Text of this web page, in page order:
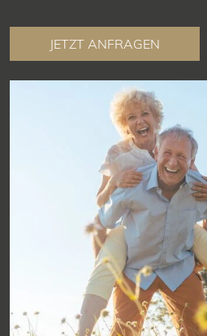
JETZT ANFRAGEN